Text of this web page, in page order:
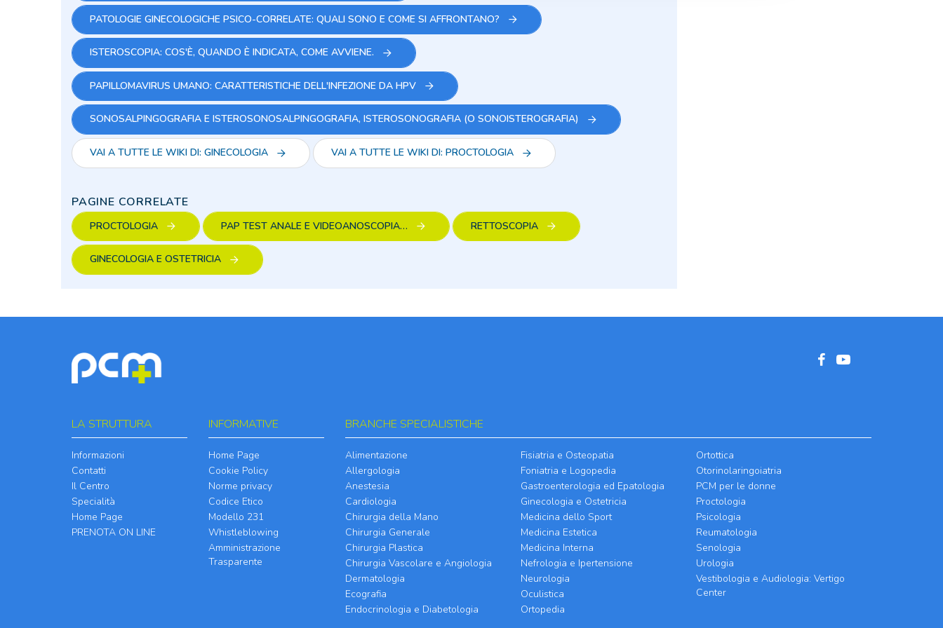
PATOLOGIE GINECOLOGICHE PSICO-CORRELATE: QUALI SONO E COME SI AFFRONTANO?
ISTEROSCOPIA: COS'È, QUANDO È INDICATA, COME AVVIENE.
PAPILLOMAVIRUS UMANO: CARATTERISTICHE DELL'INFEZIONE DA HPV
SONOSALPINGOGRAFIA E ISTEROSONOSALPINGOGRAFIA, ISTEROSONOGRAFIA (O SONOISTEROGRAFIA)
VAI A TUTTE LE WIKI DI: GINECOLOGIA VAI A TUTTE LE WIKI DI: PROCTOLOGIA
PAGINE CORRELATE
PROCTOLOGIA PAP TEST ANALE E VIDEOANOSCOPIA… RETTOSCOPIA
GINECOLOGIA E OSTETRICIA
LA STRUTTURA
Informazioni
Contatti
Il Centro
Specialità
Home Page
PRENOTA ON LINE
INFORMATIVE
Home Page
Cookie Policy
Norme privacy
Codice Etico
Modello 231
Whistleblowing
Amministrazione
Trasparente
BRANCHE SPECIALISTICHE
Alimentazione
Allergologia
Anestesia
Cardiologia
Chirurgia della Mano
Chirurgia Generale
Chirurgia Plastica
Chirurgia Vascolare e Angiologia
Dermatologia
Ecografia
Endocrinologia e Diabetologia
Fisiatria e Osteopatia
Foniatria e Logopedia
Gastroenterologia ed Epatologia
Ginecologia e Ostetricia
Medicina dello Sport
Medicina Estetica
Medicina Interna
Nefrologia e Ipertensione
Neurologia
Oculistica
Ortopedia
Ortottica
Otorinolaringoiatria
PCM per le donne
Proctologia
Psicologia
Reumatologia
Senologia
Urologia
Vestibologia e Audiologia: Vertigo
Center